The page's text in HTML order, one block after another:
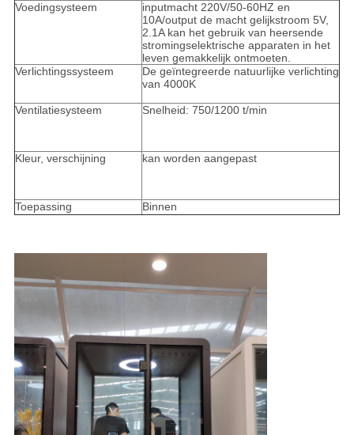
Voedingsysteem
inputmacht 220V/50-60HZ en
10A/output de macht gelijkstroom 5V,
2.1A kan het gebruik van heersende
stromingselektrische apparaten in het
leven gemakkelijk ontmoeten.
Verlichtingssysteem
De geïntegreerde natuurlijke verlichting
van 4000K
Ventilatiesysteem Snelheid: 750/1200 t/min
Kleur, verschijning kan worden aangepast
Toepassing Binnen